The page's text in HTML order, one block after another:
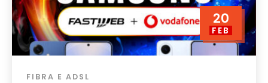
20
FEB
FIBRA E ADSL